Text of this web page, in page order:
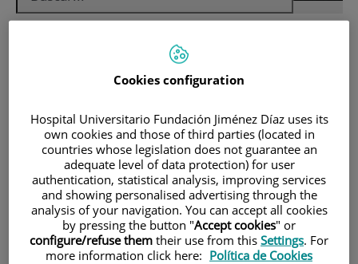
Pacientes y visitantes
Cookies configuration
Hospital Universitario Fundación Jiménez Díaz uses its
own cookies and those of third parties (located in
countries whose legislation does not guarantee an
adequate level of data protection) for user
authentication, statistical analysis, improving services
and showing personalised advertising through the
analysis of your navigation. You can accept all cookies
by pressing the button "Accept cookies" or
configure/refuse them their use from this Settings. For
more information click here: Política de Cookies